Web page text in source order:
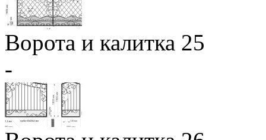
Ворота и калитка 25
-